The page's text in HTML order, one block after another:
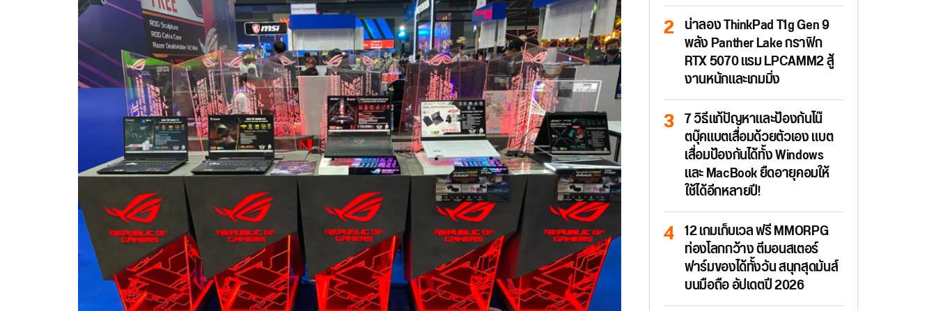
น่าลอง ThinkPad T1g Gen 9
พลัง Panther Lake กราฟิก
RTX 5070 แรม LPCAMM2 สู้
งานหนักและเกมมิ่ง
7 วิธีแก้ปัญหาและป้องกันโน๊
ตบุ๊คแบตเสื่อมด้วยตัวเอง แบต
เสื่อมป้องกันได้ทั้ง Windows
และ MacBook ยืดอายุคอมให้
ใช้ได้อีกหลายปี!
12 เกมเก็บเวล ฟรี MMORPG
ท่องโลกกว้าง ตีมอนสเตอร์
ฟาร์มของได้ทั้งวัน สนุกสุดมันส์
บนมือถือ อัปเดตปี 2026